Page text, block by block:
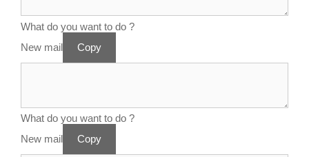
What do you want to do ?
New mail
Copy
What do you want to do ?
New mail
Copy